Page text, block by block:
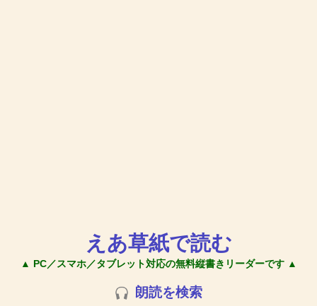
えあ草紙で読む
▲ PC／スマホ／タブレット対応の無料縦書きリーダーです ▲
朗読を検索